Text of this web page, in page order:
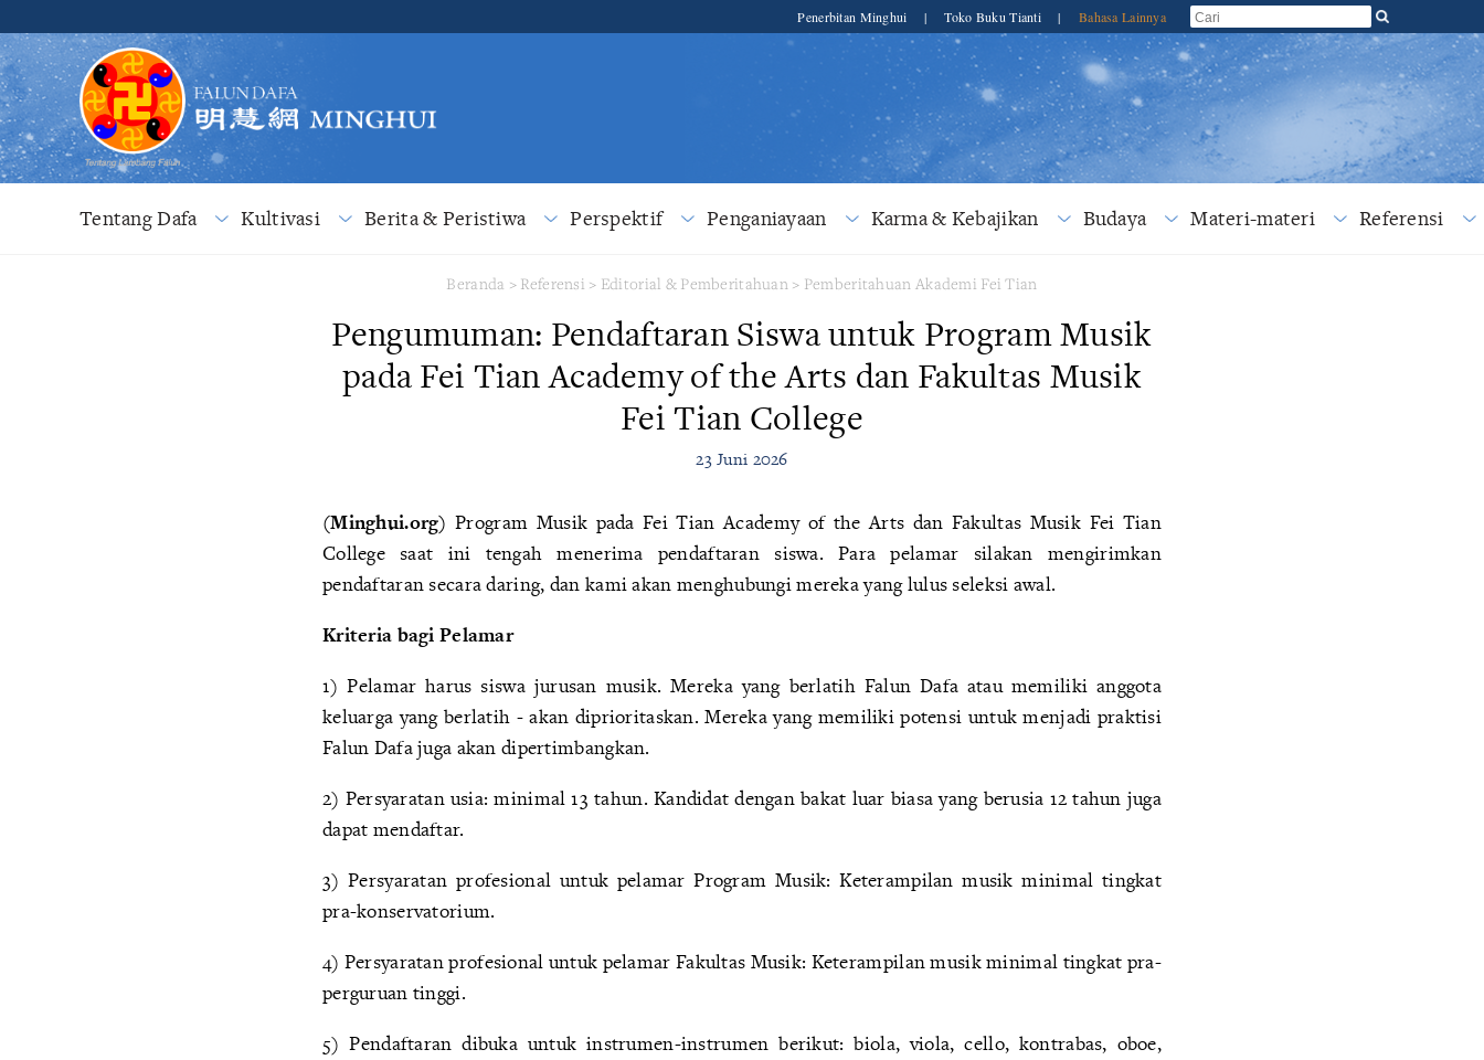
Penerbitan Minghui | Toko Buku Tianti | Bahasa Lainnya
Tentang Dafa Kultivasi Berita & Peristiwa Perspektif Penganiayaan Karma & Kebajikan Budaya Materi-materi Referensi
Beranda > Referensi > Editorial & Pemberitahuan > Pemberitahuan Akademi Fei Tian
Pengumuman: Pendaftaran Siswa untuk Program Musik
pada Fei Tian Academy of the Arts dan Fakultas Musik
Fei Tian College
23 Juni 2026
(Minghui.org)Program Musik pada Fei Tian Academy of the Arts dan Fakultas Musik Fei Tian
College saat ini tengah menerima pendaftaran siswa. Para pelamar silakan mengirimkan
pendaftaran secara daring, dan kami akan menghubungi mereka yang lulus seleksi awal.
Kriteria bagi Pelamar
1) Pelamar harus siswa jurusan musik. Mereka yang berlatih Falun Dafa atau memiliki anggota
keluarga yang berlatih - akan diprioritaskan. Mereka yang memiliki potensi untuk menjadi praktisi
Falun Dafa juga akan dipertimbangkan.
2) Persyaratan usia: minimal 13 tahun. Kandidat dengan bakat luar biasa yang berusia 12 tahun juga
dapat mendaftar.
3) Persyaratan profesional untuk pelamar Program Musik: Keterampilan musik minimal tingkat
pra-konservatorium.
4) Persyaratan profesional untuk pelamar Fakultas Musik: Keterampilan musik minimal tingkat pra-
perguruan tinggi.
5) Pendaftaran dibuka untuk instrumen-instrumen berikut: biola, viola, cello, kontrabas, oboe,